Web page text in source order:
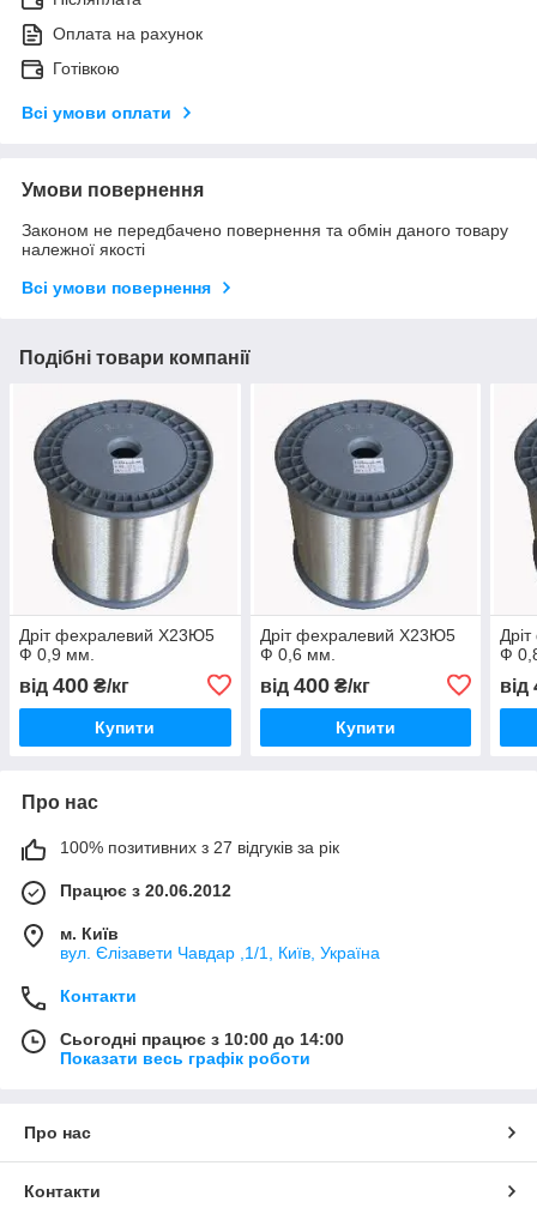
Оплата на рахунок
Готівкою
Всі умови оплати
Умови повернення
Законом не передбачено повернення та обмін даного товару
належної якості
Всі умови повернення
Подібні товари компанії
Дріт фехралевий Х23Ю5
Ф 0,9 мм.
від 400 ₴/кг
Купити
Дріт фехралевий Х23Ю5
Ф 0,6 мм.
від 400₴/кг
Купити
Ф
від
Про нас
100% позитивних з 27 відгуків за рік
Працює з 20.06.2012
м. Київ
вул. Єлізавети Чавдар ,1/1, Київ, Україна
Контакти
Сьогодні працює з 10:00 до 14:00
Показати весь графік роботи
Про нас
Контакти